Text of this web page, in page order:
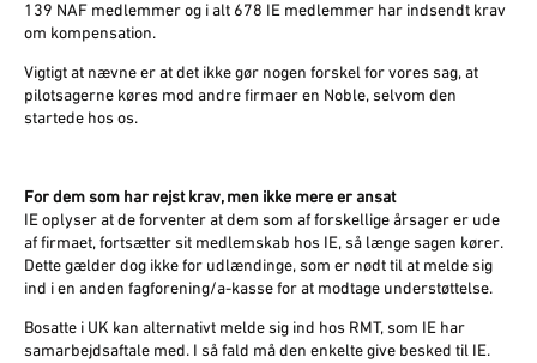
139 NAF medlemmer og i alt 678 IE medlemmer har indsendt krav
om kompensation.
Vigtigt at nævne er at det ikke gør nogen forskel for vores sag, at
pilotsagerne køres mod andre firmaer en Noble, selvom den
startede hos os.
For dem som har rejst krav, men ikke mere er ansat
IE oplyser at de forventer at dem som af forskellige årsager er ude
af firmaet, fortsætter sit medlemskab hos IE, så længe sagen kører.
Dette gælder dog ikke for udlændinge, som er nødt til at melde sig
ind i en anden fagforening/a-kasse for at modtage understøttelse.
Bosatte i UK kan alternativt melde sig ind hos RMT, som IE har
samarbejdsaftale med. I så fald må den enkelte give besked til IE.